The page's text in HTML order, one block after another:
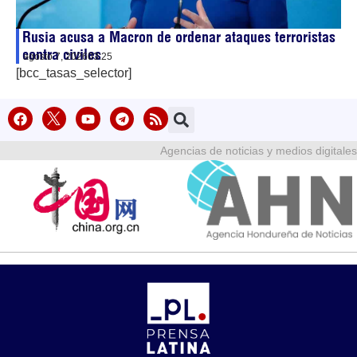
Rusia acusa a Macron de ordenar ataques terroristas
contra civiles
agosto 7, 202603:25
[bcc_tasas_selector]
Agencias de noticias y medios digitales